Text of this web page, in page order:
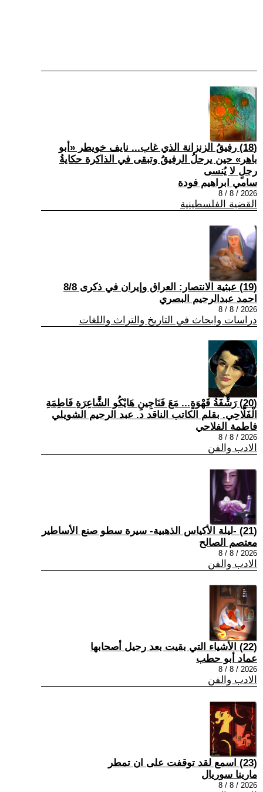
(18) رفيقُ الزنزانة الذي غاب... نايف خويطر «أبو
باهر» حين يرحلُ الرفيقُ وتبقى في الذاكرة حكايةُ
رجلٍ لا يُنسى
سامي ابراهيم فودة
2026 / 8 / 8
القضية الفلسطينية
(19) عبثية الانتصار: العراق وإيران في ذكرى 8/8
احمد عبدالرحيم البصري
2026 / 8 / 8
دراسات وابحاث في التاريخ والتراث واللغات
(20) رَشْفَةُ قَهْوَةٍ... مَعَ فَنَاجِينِ هَايْكُو الشَّاعِرَةِ فَاطِمَةِ
الْفَلَّاحِي. بقلم الكاتب الناقد د. عبد الرحيم الشويلي
فاطمة الفلاحي
2026 / 8 / 8
الادب والفن
(21) -ليلة الأكياس الذهبية- سيرة سطو صنع الأساطير
معتصم الصالح
2026 / 8 / 8
الادب والفن
(22) الأشياء التي بقيت بعد رحيل أصحابها
عماد أبو حطب
2026 / 8 / 8
الادب والفن
(23) اسمع لقد توقفت على ان تمطر
مارينا سوريال
2026 / 8 / 8